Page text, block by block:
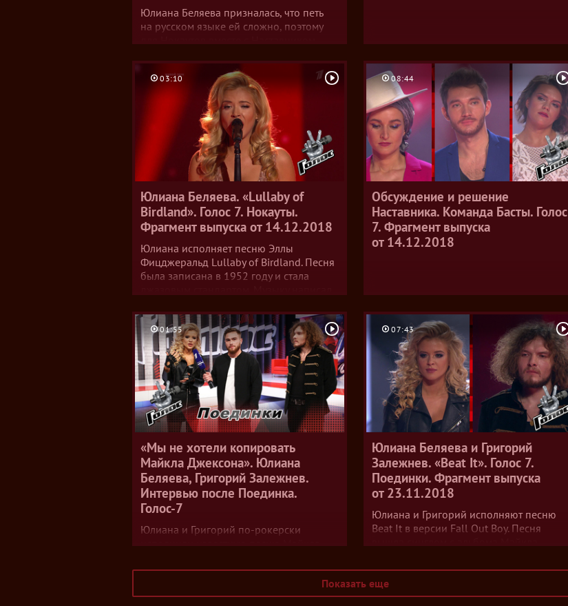
Юлиана Беляева призналась, что петь
на русском языке ей сложно, поэтому
Также в интервью Юлиана рассказала,
как ей работалось с Константином
Меладзе, и обижена ли она на него
за то, что не прошла в четвертьфинал.
03:10
Юлиана Беляева. «Lullaby of
Birdland». Голос 7. Нокауты.
Фрагмент выпуска от 14.12.2018
Юлиана исполняет песню Эллы
Фицджеральд Lullaby of Birdland. Песня
была записана в 1952 году и стала
Дэвид Вайс. Название песни — отсылка
к музыканту Чарли Паркеру и его клубу
Birdland. Песню исполняли Сара Воан,
Чака Хан, Эми Уайнхаус и многие
другие. В шоу «Голос.Дети» песню пела
Александра Давыдова.
08:44
Обсуждение и решение
Наставника. Команда Басты. Голос
7. Фрагмент выпуска
от 14.12.2018
01:55
«Мы не хотели копировать
Майкла Джексона». Юлиана
Беляева, Григорий Залежнев.
Интервью после Поединка.
Голос-7
Юлиана и Григорий по-рокерски
исполнили известную песню Майкла
рассказал, что помешало ему пройти
дальше, а Юлиана — какие планы строит
на свое дальнейшее участие в шоу.
07:43
Юлиана Беляева и Григорий
Залежнев. «Beat It». Голос 7.
Поединки. Фрагмент выпуска
от 23.11.2018
Юлиана и Григорий исполняют песню
Beat It в версии Fall Out Boy. Песня
соло для песни записал участник хард-
рок группы Van Halen Эдвард Ван
Хален, спродюсировал трек Куинси
Показать еще